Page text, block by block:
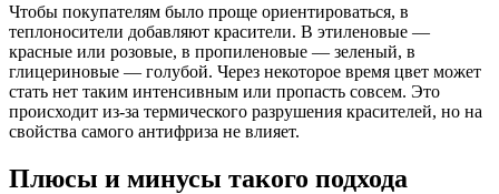
Чтобы покупателям было проще ориентироваться, в
теплоносители добавляют красители. В этиленовые —
красные или розовые, в пропиленовые — зеленый, в
глицериновые — голубой. Через некоторое время цвет может
стать нет таким интенсивным или пропасть совсем. Это
происходит из-за термического разрушения красителей, но на
свойства самого антифриза не влияет.
Плюсы и минусы такого подхода